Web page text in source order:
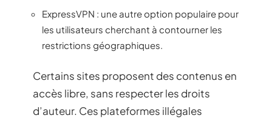
ExpressVPN : une autre option populaire pour
les utilisateurs cherchant à contourner les
restrictions géographiques.
Certains sites proposent des contenus en
accès libre, sans respecter les droits
d’auteur. Ces plateformes illégales